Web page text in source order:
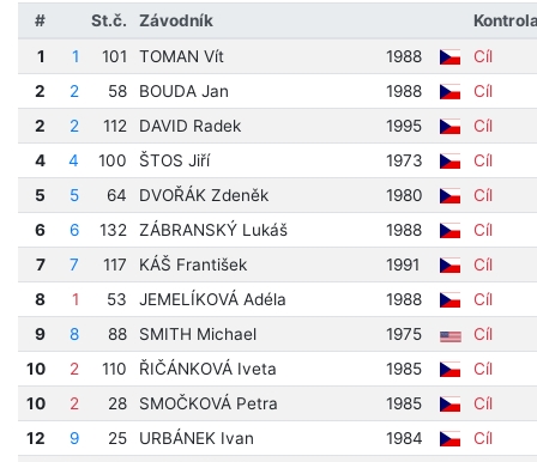
# St.č. Závodník
1
1 101 TOMAN Vít 1988
Cíl
2
2 58 BOUDA Jan 1988
Cíl
2
2 112 DAVID Radek 1995
Cíl
4
4 100 ŠTOS Jiří 1973
Cíl
5
5 64 DVOŘÁK Zdeněk 1980
Cíl
6
6 132 ZÁBRANSKÝ Lukáš 1988
Cíl
7
7 117 KÁŠ František 1991
Cíl
8
1 53 JEMELÍKOVÁ Adéla 1988
Cíl
9
8 88 SMITH Michael 1975
Cíl
10
2 110 ŘIČÁNKOVÁ Iveta 1985
Cíl
10
2 28 SMOČKOVÁ Petra 1985
Cíl
12
9 25 URBÁNEK Ivan 1984
Cíl